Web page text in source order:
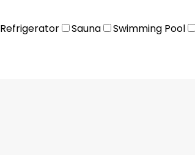
Refrigerator Sauna Swimming Pool